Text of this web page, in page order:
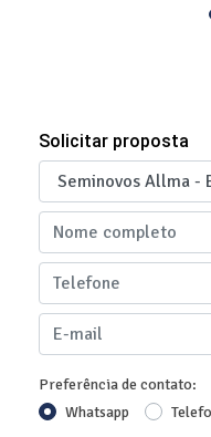
Solicitar proposta
Preferência de contato:
Whatsapp